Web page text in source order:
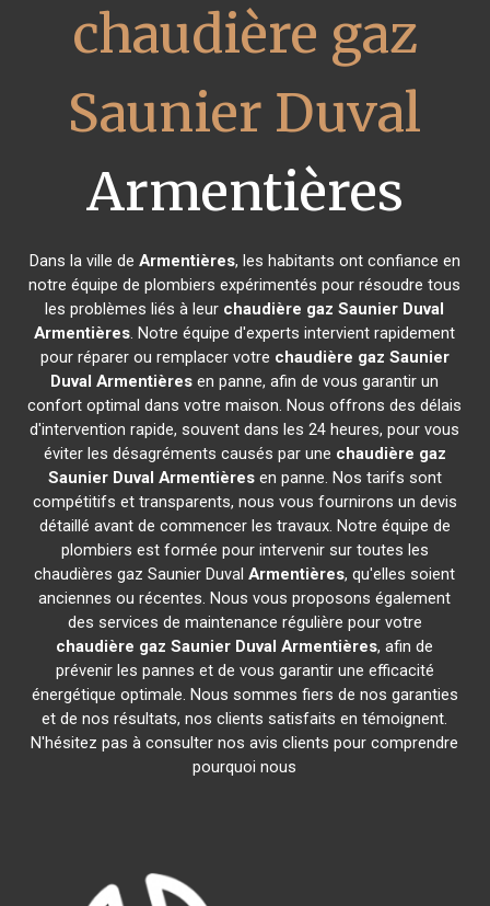
chaudière gaz
Saunier Duval
Armentières
Dans la ville de Armentières, les habitants ont confiance en
notre équipe de plombiers expérimentés pour résoudre tous
les problèmes liés à leur chaudière gaz Saunier Duval
Armentières. Notre équipe d'experts intervient rapidement
pour réparer ou remplacer votre chaudière gaz Saunier
Duval Armentières en panne, afin de vous garantir un
confort optimal dans votre maison. Nous offrons des délais
d'intervention rapide, souvent dans les 24 heures, pour vous
éviter les désagréments causés par une chaudière gaz
Saunier Duval Armentièresen panne. Nos tarifs sont
compétitifs et transparents, nous vous fournirons un devis
détaillé avant de commencer les travaux. Notre équipe de
plombiers est formée pour intervenir sur toutes les
chaudières gaz Saunier DuvalArmentières, qu'elles soient
anciennes ou récentes. Nous vous proposons également
des services de maintenance régulière pour votre
chaudière gaz Saunier Duval Armentières, afin de
prévenir les pannes et de vous garantir une efficacité
énergétique optimale. Nous sommes fiers de nos garanties
et de nos résultats, nos clients satisfaits en témoignent.
N'hésitez pas à consulter nos avis clients pour comprendre
pourquoi nous